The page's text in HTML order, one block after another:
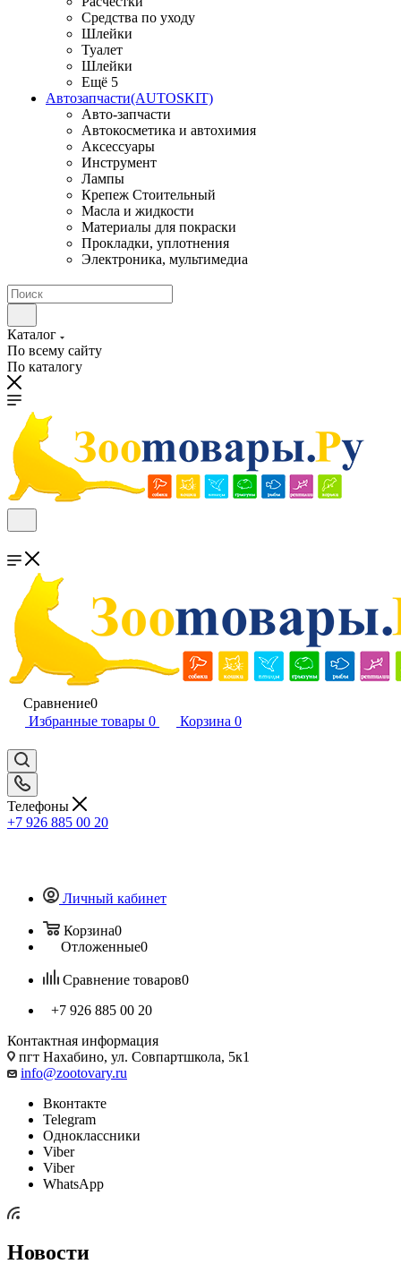
Средства по уходу
Шлейки
Туалет
Шлейки
Ещё 5
Автозапчасти(AUTOSKIT)
Авто-запчасти
Автокосметика и автохимия
Аксессуары
Инструмент
Лампы
Крепеж Стоительный
Масла и жидкости
Материалы для покраски
Прокладки, уплотнения
Электроника, мультимедиа
Каталог
По всему сайту
По каталогу
Сравнение0
Избранные товары 0 Корзина 0
Телефоны
+7 926 885 00 20
Личный кабинет
Корзина0
Отложенные0
Сравнение товаров0
+7 926 885 00 20
Контактная информация
пгт Нахабино, ул. Совпартшкола, 5к1
info@zootovary.ru
Вконтакте
Telegram
Одноклассники
Viber
Viber
WhatsApp
Новости